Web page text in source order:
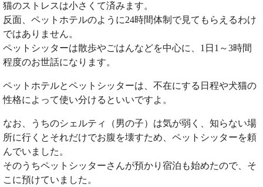
猫のストレスは小さくて済みます。
反面、ペットホテルのように24時間体制で見てもらえるわけ
ではありません。
ペットシッターは散歩やごはんなどを中心に、1日1～3時間
程度のお世話になります。
ペットホテルとペットシッターは、不在にする日程や犬猫の
性格によって使い分けるといいですよ。
なお、うちのシェルティ（男の子）は気が弱く、知らない場
所に行くとそれだけでお腹を壊すため、ペットシッターを頼
んでいました。
そのうちペットシッターさんが預かり宿泊も始めたので、そ
こに預けていました。